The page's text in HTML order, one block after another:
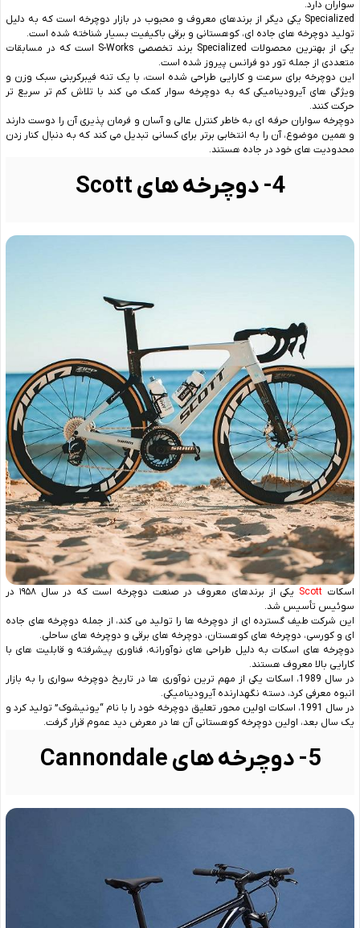
سواران دارد.
Specialized یکی دیگر از برندهای معروف و محبوب در بازار دوچرخه است که به دلیل
تولید دوچرخه ‌های جاده‌ ای، کوهستانی و برقی باکیفیت بسیار شناخته ‌شده است.
یکی از بهترین محصولات Specialized برند تخصصی S-Works است که در مسابقات
متعددی از جمله تور دو فرانس پیروز شده است.
این دوچرخه برای سرعت و کارایی طراحی شده است، با یک تنه فیبرکربنی سبک وزن و
ویژگی ‌های آیرودینامیکی که به دوچرخه سوار کمک می ‌کند با تلاش کم ‌تر سریع تر
حرکت کنند.
دوچرخه‌ سواران حرفه ‌ای به خاطر کنترل عالی و آسان و فرمان ‌پذیری آن را دوست دارند
و همین موضوع، آن را به انتخابی برتر برای کسانی تبدیل می ‌کند که به دنبال کنار زدن
محدودیت‌ های خود در جاده هستند.
4- دوچرخه های Scott
اسکات Scott
یکی از برندهای معروف در صنعت دوچرخه است که در سال ۱۹۵۸ در
سوئیس تأسیس شد.
این شرکت طیف گسترده‌ ای از دوچرخه‌ ها را تولید می ‌کند، از جمله دوچرخه ‌های جاده
‌ای و کورسی، دوچرخه ‌های کوهستان، دوچرخه ‌های برقی و دوچرخه ‌های ساحلی.
دوچرخه‌ های اسکات به دلیل طراحی ‌های نوآورانه، فناوری پیشرفته و قابلیت ‌های با
کارایی بالا معروف هستند.
در سال 1989، اسکات یکی از مهم ترین نوآوری ها در تاریخ دوچرخه سواری را به بازار
انبوه معرفی کرد، دسته نگهدارنده آیرودینامیکی.
در سال 1991، اسکات اولین محور تعلیق دوچرخه خود را با نام “یونیشوک” تولید کرد و
یک سال بعد، اولین دوچرخه کوهستانی آن ها در معرض دید عموم قرار گرفت.
5- دوچرخه ‌های Cannondale